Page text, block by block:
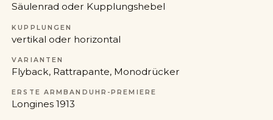
Säulenrad oder Kupplungshebel
KUPPLUNGEN
vertikal oder horizontal
VARIANTEN
Flyback, Rattrapante, Monodrücker
ERSTE ARMBANDUHR-PREMIERE
Longines 1913